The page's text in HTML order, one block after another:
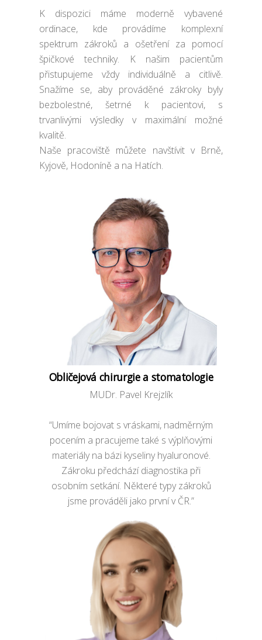
K dispozici máme moderně vybavené
ordinace, kde provádíme komplexní
spektrum zákroků a ošetření za pomocí
špičkové techniky. K našim pacientům
přistupujeme vždy individuálně a citlivě.
Snažíme se, aby prováděné zákroky byly
bezbolestné, šetrné k pacientovi, s
trvanlivými výsledky v maximální možné
kvalitě.
Naše pracoviště můžete navštívit v Brně,
Kyjově, Hodoníně a na Hatích.
Obličejová chirurgie a stomatologie
MUDr. Pavel Krejzlík
“Umíme bojovat s vráskami, nadměrným
pocením a pracujeme také s výplňovými
materiály na bázi kyseliny hyaluronové.
Zákroku předchází diagnostika při
osobním setkání. Některé typy zákroků
jsme prováděli jako první v ČR.”